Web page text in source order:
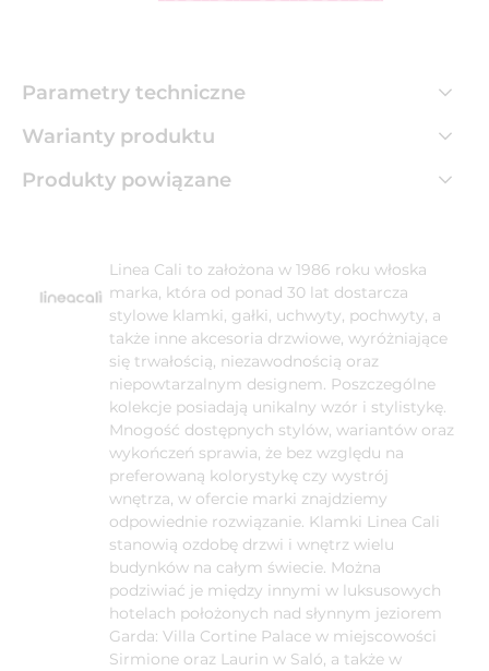
Parametry techniczne
Warianty produktu
Produkty powiązane
Linea Cali to założona w 1986 roku włoska
marka, która od ponad 30 lat dostarcza
stylowe klamki, gałki, uchwyty, pochwyty, a
także inne akcesoria drzwiowe, wyróżniające
się trwałością, niezawodnością oraz
niepowtarzalnym designem. Poszczególne
kolekcje posiadają unikalny wzór i stylistykę.
Mnogość dostępnych stylów, wariantów oraz
wykończeń sprawia, że bez względu na
preferowaną kolorystykę czy wystrój
wnętrza, w ofercie marki znajdziemy
odpowiednie rozwiązanie. Klamki Linea Cali
stanowią ozdobę drzwi i wnętrz wielu
budynków na całym świecie. Można
podziwiać je między innymi w luksusowych
hotelach położonych nad słynnym jeziorem
Garda: Villa Cortine Palace w miejscowości
Sirmione oraz Laurin w Saló, a także w